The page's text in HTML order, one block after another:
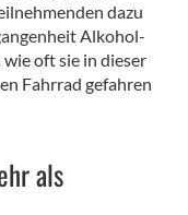
dazu
Alkohol-
oft sie in dieser
Fahrrad gefahren
als